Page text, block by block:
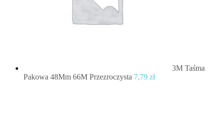
3M Taśma
Pakowa 48Mm 66M Przezroczysta 7,79 zł